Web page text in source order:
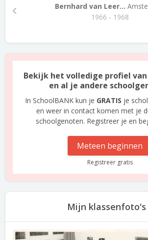
Bernhard van Leer...
1966 - 1968
Bekijk het volledige profiel van
en al je andere
In SchoolBANK kun je GRATIS je
en weer in contact komen met je
schoolgenoten. Registreer je en
Meteen beginnen
Registreer gratis
Mijn klassenfoto's